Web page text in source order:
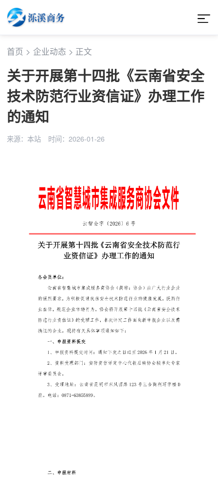
首页 > 企业动态 > 正文
关于开展第十四批《云南省安全
技术防范行业资信证》办理工作
的通知
来源：本站 时间：2026-01-26